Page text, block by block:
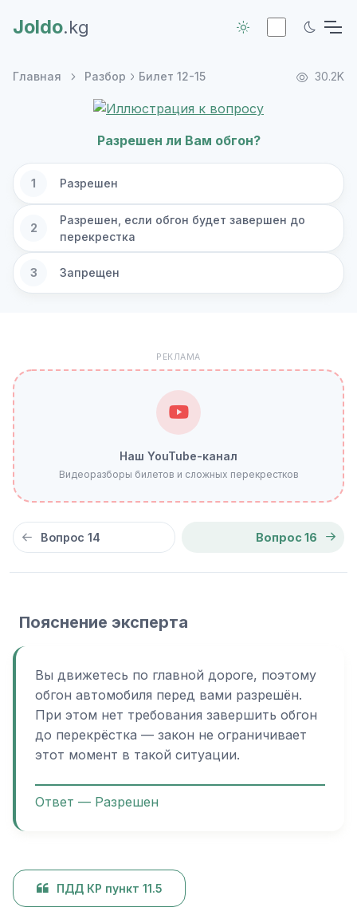
Joldo.kg
Главная Разбор Билет 12-15 30.2K
Разрешен ли Вам обгон?
1 Разрешен
2
Разрешен, если обгон будет завершен до
перекрестка
3 Запрещен
РЕКЛАМА
Наш YouTube-канал
Видеоразборы билетов и сложных перекрестков
Вопрос 14 Вопрос 16
Пояснение эксперта
Вы движетесь по главной дороге, поэтому
обгон автомобиля перед вами разрешён.
При этом нет требования завершить обгон
до перекрёстка — закон не ограничивает
этот момент в такой ситуации.
Ответ — Разрешен
ПДД КР пункт 11.5